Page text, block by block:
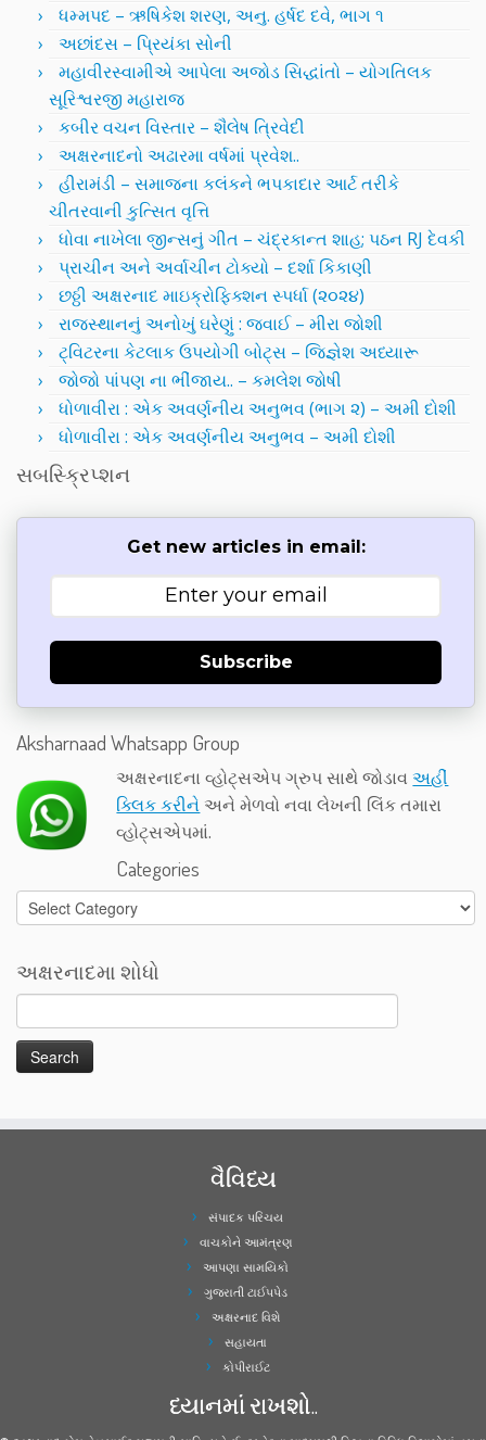
ધમ્મપદ – ઋષિકેશ શરણ, અનુ. હર્ષદ દવે, ભાગ ૧
અછાંદસ – પ્રિયંકા સોની
મહાવીરસ્વામીએ આપેલા અજોડ સિદ્ધાંતો – યોગતિલક
સૂરિશ્વરજી મહારાજ
કબીર વચન વિસ્તાર – શૈલેષ ત્રિવેદી
અક્ષરનાદનો અઢારમા વર્ષમાં પ્રવેશ..
હીરામંડી – સમાજના કલંકને ભપકાદાર આર્ટ તરીકે
ચીતરવાની કુત્સિત વૃત્તિ
ધોવા નાખેલા જીન્સનું ગીત – ચંદ્રકાન્ત શાહ; પઠન RJ દેવકી
પ્રાચીન અને અર્વાચીન ટોક્યો – દર્શા કિકાણી
છઠ્ઠી અક્ષરનાદ માઇક્રોફિક્શન સ્પર્ધા (૨૦૨૪)
રાજસ્થાનનું અનોખું ઘરેણું : જવાઈ – મીરા જોશી
ટ્વિટરના કેટલાક ઉપયોગી બોટ્સ – જિજ્ઞેશ અધ્યારૂ
જોજો પાંપણ ના ભીંજાય.. – કમલેશ જોષી
ધોળાવીરા : એક અવર્ણનીય અનુભવ (ભાગ ૨) – અમી દોશી
ધોળાવીરા : એક અવર્ણનીય અનુભવ – અમી દોશી
સબસ્ક્રિપ્શન
Get new articles in email:
Subscribe
Aksharnaad Whatsapp Group
અક્ષરનાદના વ્હોટ્સએપ ગ્રુપ સાથે જોડાવઅહીં
ક્લિક કરીને અને મેળવો નવા લેખની લિંક તમારા
વ્હોટ્સએપમાં.
Categories
Categories
અક્ષરનાદમા શોધો
વૈવિધ્ય
સંપાદક પરિચય
વાચકોને આમંત્રણ
આપણા સામયિકો
ગુજરાતી ટાઈપપેડ
અક્ષરનાદ વિશે
સહાયતા
કોપીરાઈટ
ધ્યાનમાં રાખશો..